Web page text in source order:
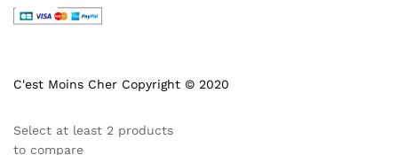
C'est Moins Cher Copyright © 2020
Select at least 2 products
to compare